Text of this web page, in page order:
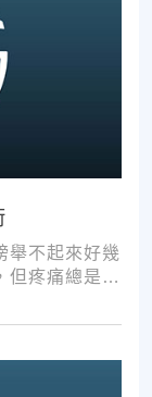
舉不起來好幾
但疼痛總是時